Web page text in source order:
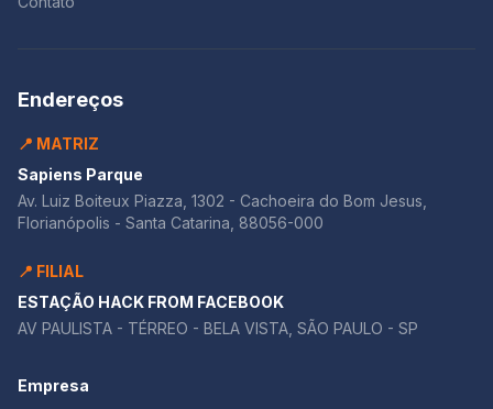
Endereços
📍 MATRIZ
Sapiens Parque
Av. Luiz Boiteux Piazza, 1302 - Cachoeira do Bom Jesus,
Florianópolis - Santa Catarina, 88056-000
📍 FILIAL
ESTAÇÃO HACK FROM FACEBOOK
AV PAULISTA - TÉRREO - BELA VISTA, SÃO PAULO - SP
Empresa